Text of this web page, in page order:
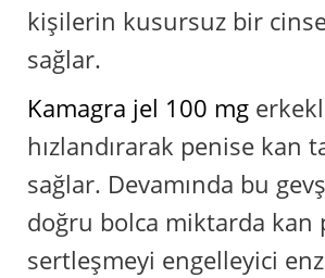
kişilerin kusursuz bir
sağlar.
Kamagra jel 100 mg
hızlandırarak penise kan
sağlar. Devamında bu
doğru bolca miktarda kan
sertleşmeyi engelleyici